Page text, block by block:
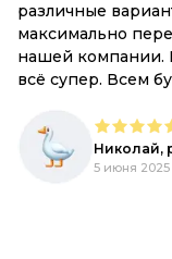
различные
максимально
нашей компании.
всё супер. Всем
Николай,
5 июня 2025